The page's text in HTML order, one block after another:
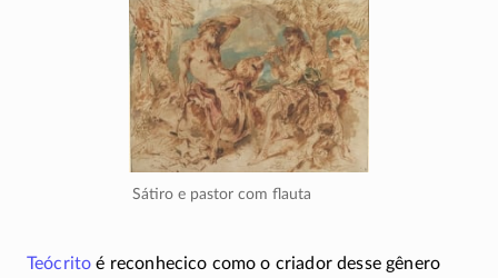
Sátiro e pastor com flauta
Teócrito é reconhecico como o criador desse gênero